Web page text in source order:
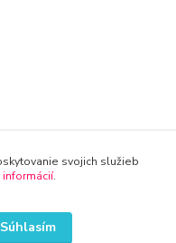
svojich služieb
informácií.
Súhlasím